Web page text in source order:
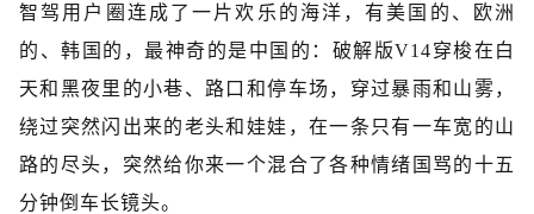
智驾用户圈连成了一片欢乐的海洋，有美国的、欧洲
的、韩国的，最神奇的是中国的：破解版V14穿梭在白
天和黑夜里的小巷、路口和停车场，穿过暴雨和山雾，
绕过突然闪出来的老头和娃娃，在一条只有一车宽的山
路的尽头，突然给你来一个混合了各种情绪国骂的十五
分钟倒车长镜头。